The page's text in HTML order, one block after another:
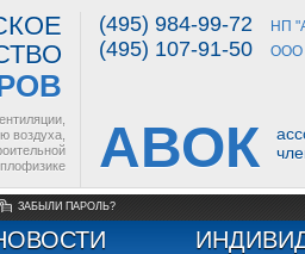
воздуха,
(495) 984-99-72 НП
(495) 107-91-50 ООО
АВОК
ЗАБЫЛИ ПАРОЛЬ?